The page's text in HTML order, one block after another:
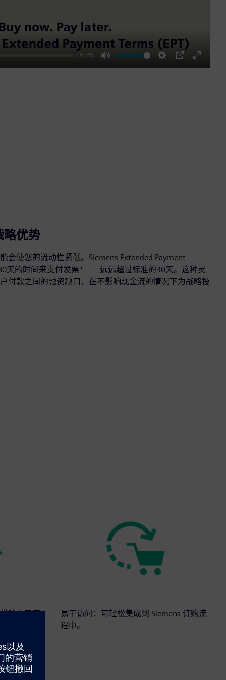
01:35
Mute Settings
PIP
Enter
略优势
会使您的流动性紧张。Siemens Extended Payment
天的时间来支付发票*——远远超过标准的30天。这种灵
付款之间的融资缺口，在不影响现金流的情况下为战略投
独立于家
易于访问：可轻松集成到 Siemens 订购流
程中。